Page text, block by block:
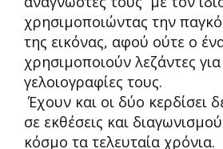
χρησιμοποιώντας την
της εικόνας, αφού ούτε ο
χρησιμοποιούν λεζάντες για
γελοιογραφίες τους.
Έχουν και οι δύο κερδίσει
σε εκθέσεις και
κόσμο τα τελευταία χρόνια.